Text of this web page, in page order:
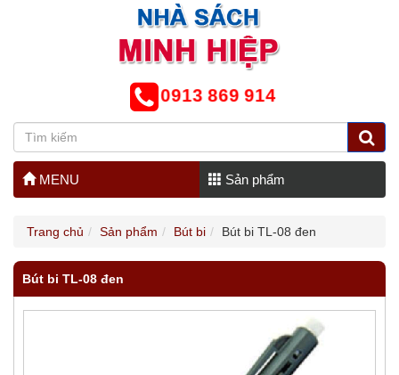
0913 869 914
MENU Sản phẩm
Trang chủ Sản phẩm Bút bi Bút bi TL-08 đen
Bút bi TL-08 đen